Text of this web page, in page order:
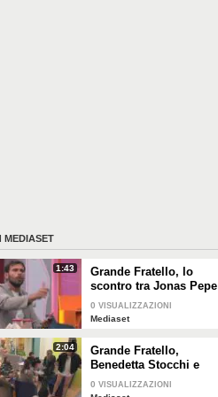
MEDIASET
1:43
Grande Fratello, lo
scontro tra Jonas Pepe
e Domenico D'Alterio
0 VISUALIZZAZIONI
Mediaset
2:04
Grande Fratello,
Benedetta Stocchi e
Francesca Carrara:
discussione in camera
0 VISUALIZZAZIONI